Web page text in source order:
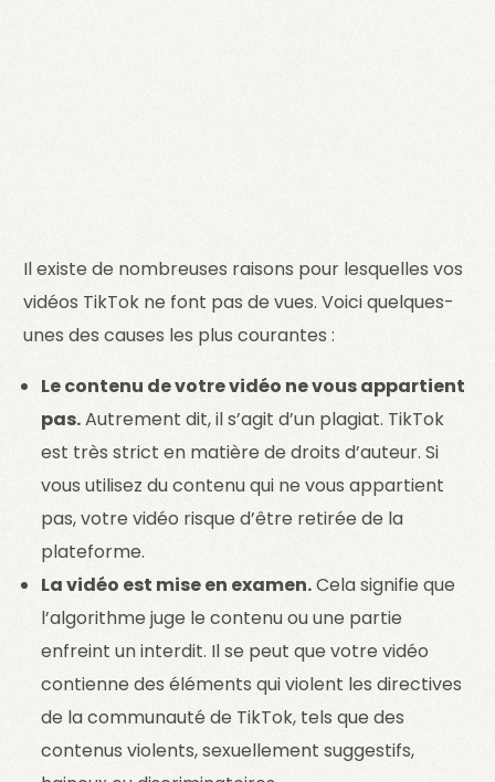
Il existe de nombreuses raisons pour lesquelles vos
vidéos TikTok ne font pas de vues. Voici quelques-
unes des causes les plus courantes :
Le contenu de votre vidéo ne vous appartient
pas.Autrement dit, il s’agit d’un plagiat. TikTok
est très strict en matière de droits d’auteur. Si
vous utilisez du contenu qui ne vous appartient
pas, votre vidéo risque d’être retirée de la
plateforme.
La vidéo est mise en examen.Cela signifie que
l’algorithme juge le contenu ou une partie
enfreint un interdit. Il se peut que votre vidéo
contienne des éléments qui violent les directives
de la communauté de TikTok, tels que des
contenus violents, sexuellement suggestifs,